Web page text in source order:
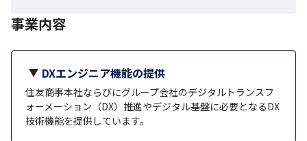
事業内容
DXエンジニア機能の提供
住友商事本社ならびにグループ会社のデジタルトランスフ
ォーメーション（DX）推進やデジタル基盤に必要となるDX
技術機能を提供しています。